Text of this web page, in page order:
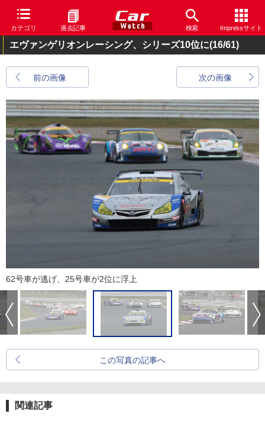
カテゴリ 過去記事 検索 Impressサイト
エヴァンゲリオンレーシング、シリーズ10位に(16/61)
前の画像 次の画像
62号車が逃げ、25号車が2位に浮上
この写真の記事へ
関連記事